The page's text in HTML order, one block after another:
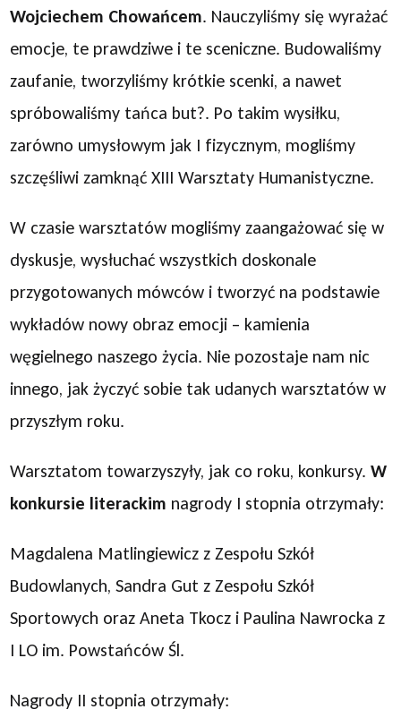
Wojciechem Chowańcem. Nauczyliśmy się wyrażać
emocje, te prawdziwe i te sceniczne. Budowaliśmy
zaufanie, tworzyliśmy krótkie scenki, a nawet
spróbowaliśmy tańca but?. Po takim wysiłku,
zarówno umysłowym jak I fizycznym, mogliśmy
szczęśliwi zamknąć XIII Warsztaty Humanistyczne.
W czasie warsztatów mogliśmy zaangażować się w
dyskusje, wysłuchać wszystkich doskonale
przygotowanych mówców i tworzyć na podstawie
wykładów nowy obraz emocji – kamienia
węgielnego naszego życia. Nie pozostaje nam nic
innego, jak życzyć sobie tak udanych warsztatów w
przyszłym roku.
Warsztatom towarzyszyły, jak co roku, konkursy.W
konkursie literackim nagrody I stopnia otrzymały:
Magdalena Matlingiewicz z Zespołu Szkół
Budowlanych, Sandra Gut z Zespołu Szkół
Sportowych oraz Aneta Tkocz i Paulina Nawrocka z
I LO im. Powstańców Śl.
Nagrody II stopnia otrzymały: